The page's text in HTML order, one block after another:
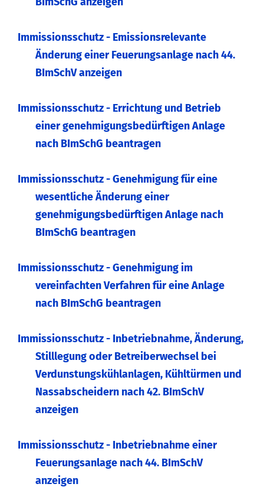
BImSchG anzeigen
Immissionsschutz - Emissionsrelevante
Änderung einer Feuerungsanlage nach 44.
BImSchV anzeigen
Immissionsschutz - Errichtung und Betrieb
einer genehmigungsbedürftigen Anlage
nach BImSchG beantragen
Immissionsschutz - Genehmigung für eine
wesentliche Änderung einer
genehmigungsbedürftigen Anlage nach
BImSchG beantragen
Immissionsschutz - Genehmigung im
vereinfachten Verfahren für eine Anlage
nach BImSchG beantragen
Immissionsschutz - Inbetriebnahme, Änderung,
Stilllegung oder Betreiberwechsel bei
Verdunstungskühlanlagen, Kühltürmen und
Nassabscheidern nach 42. BImSchV
anzeigen
Immissionsschutz - Inbetriebnahme einer
Feuerungsanlage nach 44. BImSchV
anzeigen